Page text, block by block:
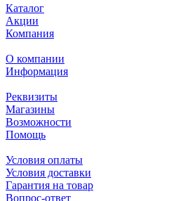
Каталог
Акции
Компания
О компании
Информация
Реквизиты
Магазины
Возможности
Помощь
Условия оплаты
Условия доставки
Гарантия на товар
Вопрос-ответ